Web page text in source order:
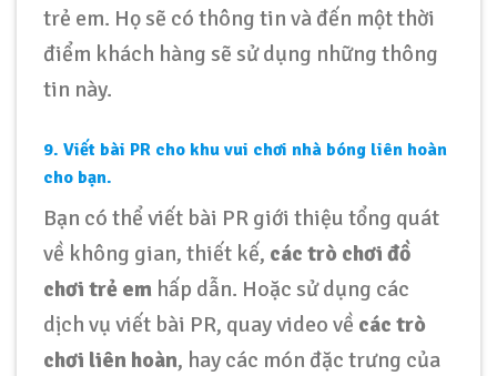
trẻ em. Họ sẽ có thông tin và đến một thời
điểm khách hàng sẽ sử dụng những thông
tin này.
9. Viết bài PR cho khu vui chơi nhà bóng liên hoàn
cho bạn.
Bạn có thể viết bài PR giới thiệu tổng quát
về không gian, thiết kế, các trò chơi đồ
chơi trẻ em hấp dẫn. Hoặc sử dụng các
dịch vụ viết bài PR, quay video về các trò
chơi liên hoàn, hay các món đặc trưng của